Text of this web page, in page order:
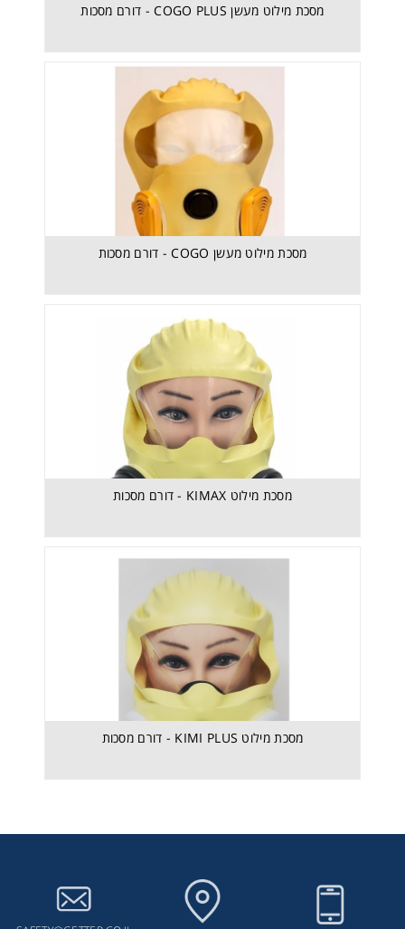
מסכת מילוט מעשן COGO PLUS - דורם מסכות
מסכת מילוט מעשן COGO - דורם מסכות
מסכת מילוט KIMAX - דורם מסכות
מסכת מילוט KIMI PLUS - דורם מסכות
מסכת מילוט KIMAX - דורם מסכות